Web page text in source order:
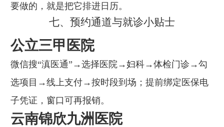
要做的，就是把它排进日历。
七、预约通道与就诊小贴士
公立三甲医院
微信搜“滇医通”→选择医院→妇科→体检门诊→勾
选项目→线上支付→按时段到场；提前绑定医保电
子凭证，窗口可再报销。
云南锦欣九洲医院